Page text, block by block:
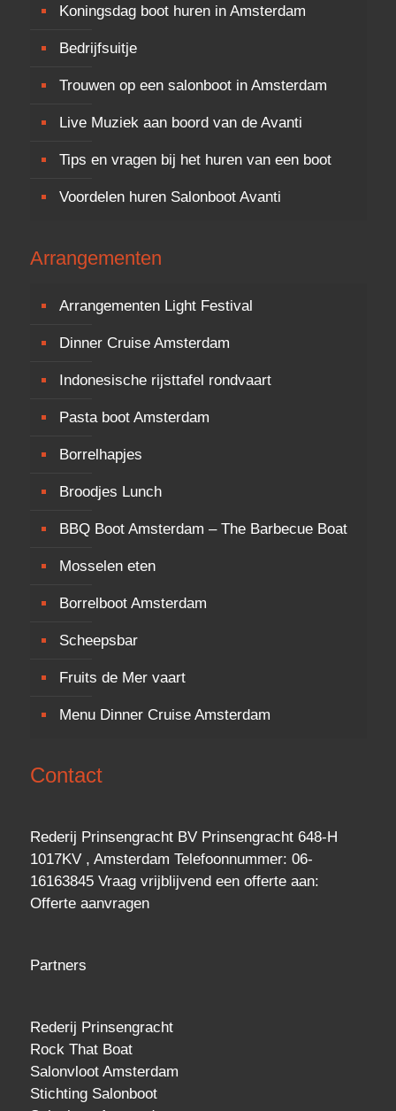
Koningsdag boot huren in Amsterdam
Bedrijfsuitje
Trouwen op een salonboot in Amsterdam
Live Muziek aan boord van de Avanti
Tips en vragen bij het huren van een boot
Voordelen huren Salonboot Avanti
Arrangementen
Arrangementen Light Festival
Dinner Cruise Amsterdam
Indonesische rijsttafel rondvaart
Pasta boot Amsterdam
Borrelhapjes
Broodjes Lunch
BBQ Boot Amsterdam – The Barbecue Boat
Mosselen eten
Borrelboot Amsterdam
Scheepsbar
Fruits de Mer vaart
Menu Dinner Cruise Amsterdam
Contact
Rederij Prinsengracht BV Prinsengracht 648-H
1017KV , Amsterdam Telefoonnummer: 06-
16163845 Vraag vrijblijvend een offerteaan:
Offerte aanvragen
Partners
Rederij Prinsengracht
Rock That Boat
Salonvloot Amsterdam
Stichting Salonboot